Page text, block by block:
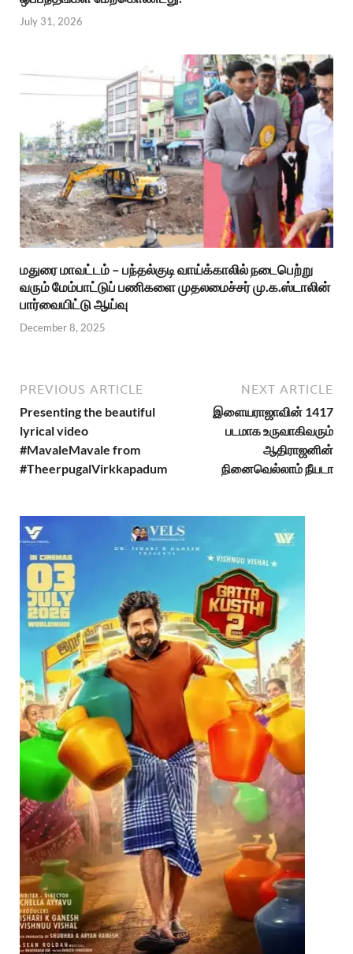
July 31, 2026
மதுரை மாவட்டம் – பந்தல்குடி வாய்க்காலில் நடைபெற்று
வரும் மேம்பாட்டுப் பணிகளை முதலமைச்சர் மு.க.ஸ்டாலின்
பார்வையிட்டு ஆய்வு
December 8, 2025
PREVIOUS ARTICLE
Presenting the beautiful
lyrical video
#MavaleMavale from
#TheerpugalVirkkapadum
NEXT ARTICLE
இளையராஜாவின் 1417
படமாக உருவாகிவரும்
ஆதிராஜனின்
நினைவெல்லாம் நீயடா